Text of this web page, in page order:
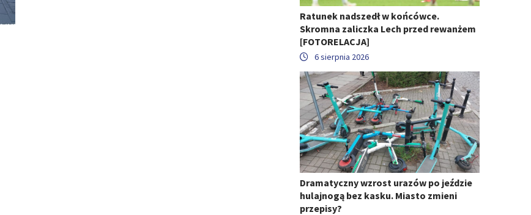
Ratunek nadszedł w końcówce.
Skromna zaliczka Lech przed rewanżem
[FOTORELACJA]
6 sierpnia 2026
Dramatyczny wzrost urazów po jeździe
hulajnogą bez kasku. Miasto zmieni
przepisy?